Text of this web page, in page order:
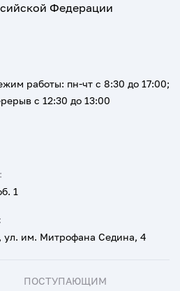
Федерации
ул. им. Митрофана Седина, 4
1
работы: пн-чт с 8:30 до 17:00;
с 12:30 до 13:00
ПОСТУПАЮЩИМ